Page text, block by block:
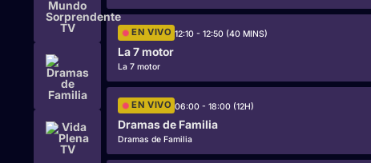
EN VIVO 12:10 - 12:50 (40 MINS)
La 7 motor
La 7 motor
EN VIVO 06:00 - 18:00 (12H)
Dramas de Familia
Dramas de Familia